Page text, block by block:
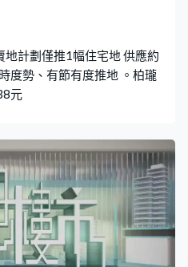
計劃僅推1幅住宅地 供應約
度勢、有節有度推地 。柏瓏
元